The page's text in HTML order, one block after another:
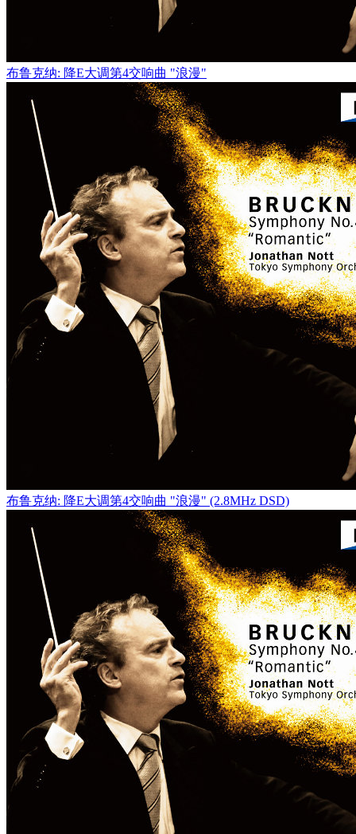
布鲁克纳: 降E大调第4交响曲 "浪漫"
布鲁克纳: 降E大调第4交响曲 "浪漫" (2.8MHz DSD)